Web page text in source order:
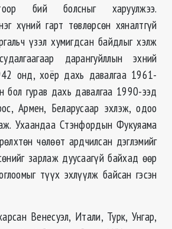
бий болсныг харуулжээ.
хүний гарт төвлөрсөн хяналтгүй
үзэл хумигдсан байдлыг хэлж
дарангуйллын эхний
онд, хоёр дахь давалгаа 1961-
бол гурав дахь давалгаа 1990-ээд
Армен, Беларусаар эхлэж, одоо
Ухаандаа Стэнфордын Фукуяама
чөлөөт ардчилсан дэглэмийг
зарлаж дуусаагүй байхад өөр
түүх эхлүүлж байсан гэсэн
Венесуэл, Итали, Турк, Унгар,